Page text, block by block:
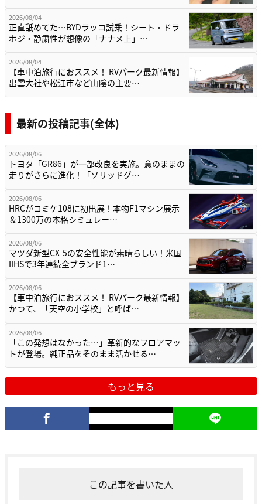
2026/08/04
正直舐めてた…BYDラッコ試乗！シート・ドラ
ポジ・静粛性が想像の「ナナメ上」…
2026/08/04
【車中泊旅行におススメ！ RVパーク最新情報】
出雲大社や松江市など山陰の主要…
最新の投稿記事(全体)
2026/08/06
トヨタ「GR86」が一部改良を実施。意のままの
走りがさらに進化！「ソリッドグ…
2026/08/06
HRCがコミケ108に初出展！本物F1マシン展示
＆1300万の本格シミュレー…
2026/08/06
マツダ新型CX-5の安全性能が素晴らしい！米国
IIHSで3年連続全ブランド1…
2026/08/06
【車中泊旅行におススメ！ RVパーク最新情報】
かつて、「天空の小学校」と呼ば…
2026/08/06
「この発想はなかった…」革新的なフロアマッ
トが登場。純正品をそのまま活かせる…
もっと見る
この記事を書いた人